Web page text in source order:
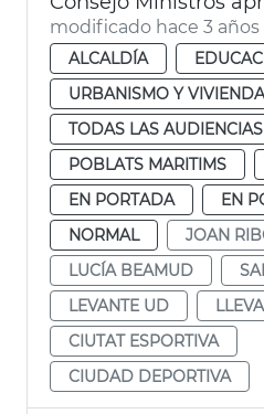
modificado hace 3 años
ALCALDÍA
URBANISMO Y VIVIENDA
TODAS LAS AUDIENCIAS
POBLATS MARITIMS
EN PORTADA
EN
NORMAL
JOAN
LUCÍA BEAMUD
LEVANTE UD
CIUTAT ESPORTIVA
CIUDAD DEPORTIVA